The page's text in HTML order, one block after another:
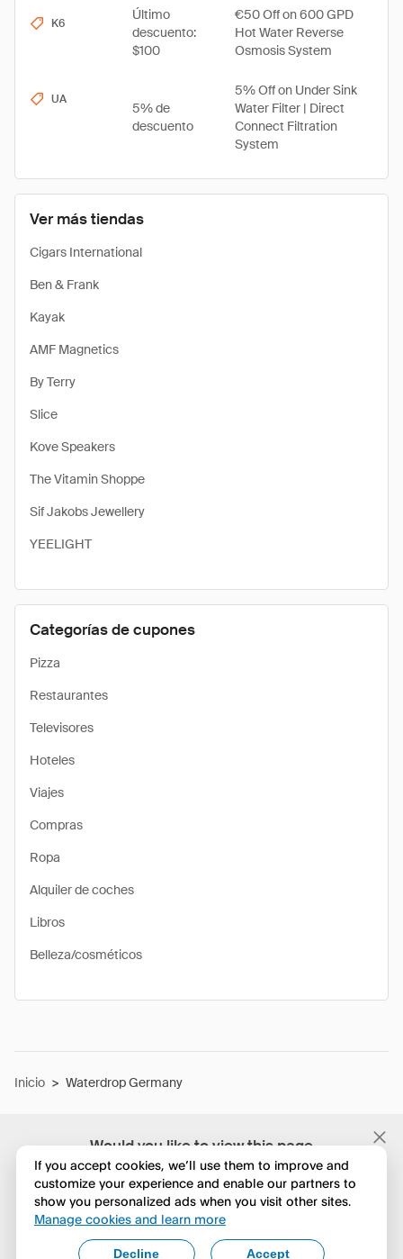
Would you like to view this page
in English?
No, seguir navegando
Yes, change to English
Ver más tiendas
Cigars International
Ben & Frank
Kayak
AMF Magnetics
By Terry
Slice
Kove Speakers
The Vitamin Shoppe
Sif Jakobs Jewellery
YEELIGHT
Categorías de cupones
Pizza
Restaurantes
Televisores
Hoteles
Viajes
Compras
Ropa
Alquiler de coches
Libros
Belleza/cosméticos
K6
Último
descuento:
$100
€50 Off on 600 GPD
Hot Water Reverse
Osmosis System
UA
5% de
descuento
5% Off on Under Sink
Water Filter | Direct
Connect Filtration
System
Inicio > Waterdrop Germany
If you accept cookies, we’ll use them to improve and
customize your experience and enable our partners to
show you personalized ads when you visit other sites.
Manage cookies and learn more
Accept
Decline